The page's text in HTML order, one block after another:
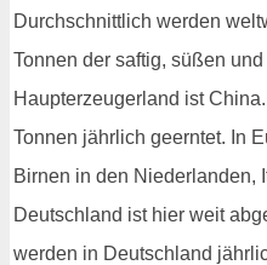
Durchschnittlich werden
Tonnen der saftig, süßen
Haupterzeugerland ist
Tonnen jährlich geerntet. In
Birnen in den Niederlanden,
Deutschland ist hier weit
werden in Deutschland